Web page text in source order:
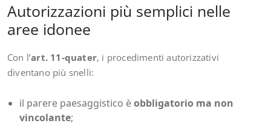
Autorizzazioni più semplici nelle
aree idonee
Con l’art. 11-quater, i procedimenti autorizzativi
diventano più snelli:
il parere paesaggistico èobbligatorio ma non
vincolante;